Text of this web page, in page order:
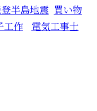
半島地震 買い物
工作 電気工事士